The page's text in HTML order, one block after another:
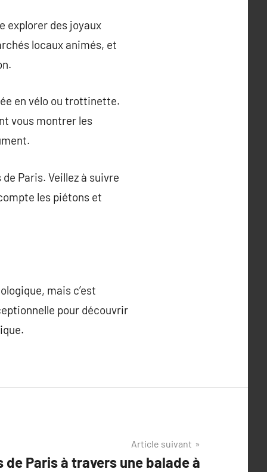
explorer des joyaux
locaux animés, et
en vélo ou trottinette.
vous montrer les
Paris. Veillez à suivre
les piétons et
mais c’est
pour découvrir
Article suivant
Paris à travers une balade à